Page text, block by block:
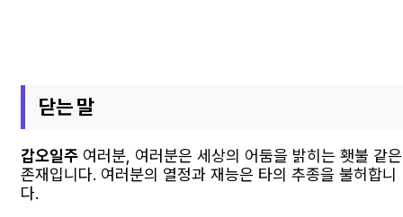
닫는 말
갑오일주 여러분, 여러분은 세상의 어둠을 밝히는 횃불 같은
존재입니다. 여러분의 열정과 재능은 타의 추종을 불허합니
다.